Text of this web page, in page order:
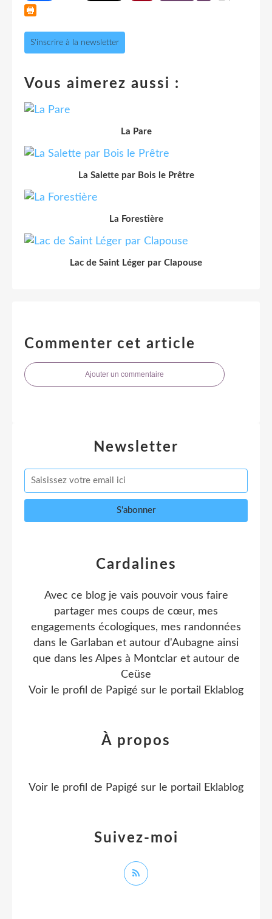
S'inscrire à la newsletter
Vous aimerez aussi :
La Pare
La Salette par Bois le Prêtre
La Forestière
Lac de Saint Léger par Clapouse
Commenter cet article
Ajouter un commentaire
Newsletter
Cardalines
Avec ce blog je vais pouvoir vous faire
partager mes coups de cœur, mes
engagements écologiques, mes randonnées
dans le Garlaban et autour d'Aubagne ainsi
que dans les Alpes à Montclar et autour de
Ceüse
Voir le profil de Papigé sur le portail Eklablog
Suivez-moi
À propos
Voir le profil de Papigé sur le portail Eklablog